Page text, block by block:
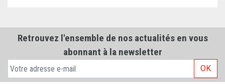
Retrouvez l'ensemble de nos actualités en vous
abonnant à la newsletter
OK